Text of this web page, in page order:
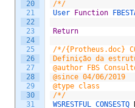
20
21
22
23
24
25
26
27
28
29
30
31
/*/
User Function
Return
/*/{Protheus.doc}
Definição da
@author FBS
@since 04/06/2019
@type class
/*/
WSRESTFUL CONSESTQ